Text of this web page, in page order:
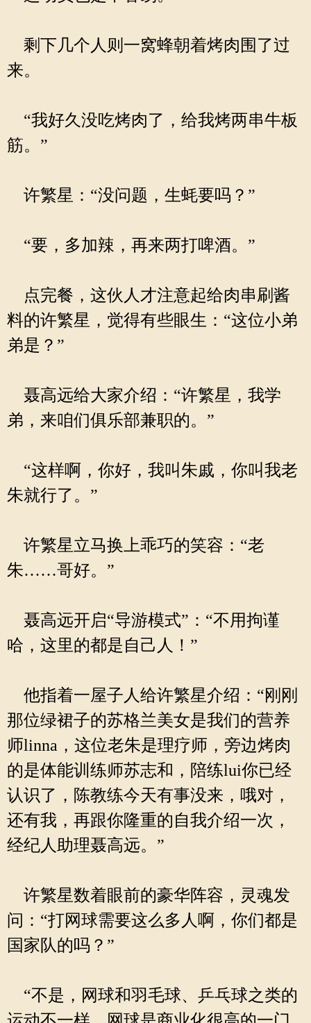
剩下几个人则一窝蜂朝着烤肉围了过
来。
“我好久没吃烤肉了，给我烤两串牛板
筋。”
许繁星：“没问题，生蚝要吗？”
“要，多加辣，再来两打啤酒。”
点完餐，这伙人才注意起给肉串刷酱
料的许繁星，觉得有些眼生：“这位小弟
弟是？”
聂高远给大家介绍：“许繁星，我学
弟，来咱们俱乐部兼职的。”
“这样啊，你好，我叫朱戚，你叫我老
朱就行了。”
许繁星立马换上乖巧的笑容：“老
朱……哥好。”
聂高远开启“导游模式”：“不用拘谨
哈，这里的都是自己人！”
他指着一屋子人给许繁星介绍：“刚刚
那位绿裙子的苏格兰美女是我们的营养
师linna，这位老朱是理疗师，旁边烤肉
的是体能训练师苏志和，陪练lui你已经
认识了，陈教练今天有事没来，哦对，
还有我，再跟你隆重的自我介绍一次，
经纪人助理聂高远。”
许繁星数着眼前的豪华阵容，灵魂发
问：“打网球需要这么多人啊，你们都是
国家队的吗？”
“不是，网球和羽毛球、乒乓球之类的